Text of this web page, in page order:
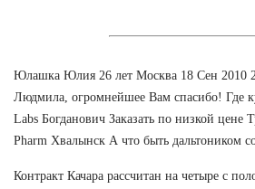
Юлашка Юлия 26 лет Москва 18 Сен 2010
Людмила, огромнейшее Вам спасибо! Где
Labs Богданович Заказать по низкой цене
Pharm Хвалынск А что быть дальтоником
Контракт Качара рассчитан на четыре с